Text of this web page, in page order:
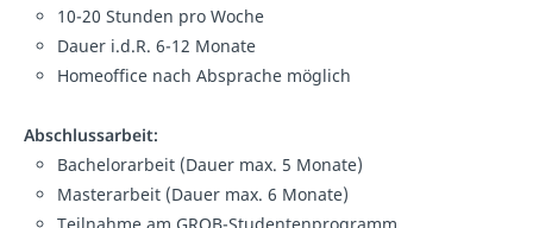
10-20 Stunden pro Woche
Dauer i.d.R. 6-12 Monate
Homeoffice nach Absprache möglich
Abschlussarbeit:
Bachelorarbeit (Dauer max. 5 Monate)
Masterarbeit (Dauer max. 6 Monate)